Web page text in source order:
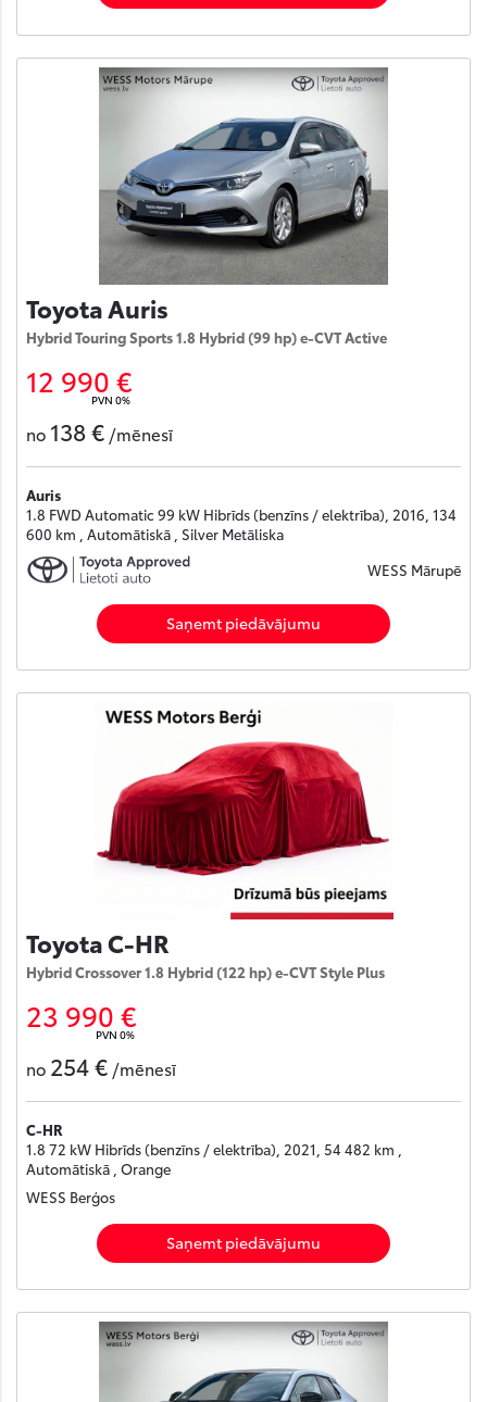
Toyota Auris
Hybrid Touring Sports 1.8 Hybrid (99 hp) e-CVT Active
12 990 €
PVN 0%
no 138 € /mēnesī
Auris
1.8 FWD Automatic 99 kW Hibrīds (benzīns / elektrība), 2016, 134
600 km , Automātiskā , Silver Metāliska
WESS Mārupē
Saņemt piedāvājumu
Toyota C-HR
Hybrid Crossover 1.8 Hybrid (122 hp) e-CVT Style Plus
23 990 €
PVN 0%
no 254 € /mēnesī
C-HR
1.8 72 kW Hibrīds (benzīns / elektrība), 2021, 54 482 km ,
Automātiskā , Orange
WESS Berģos
Saņemt piedāvājumu